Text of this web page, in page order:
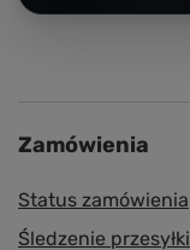
Zamówienia
Status zamówienia
Śledzenie przesyłki